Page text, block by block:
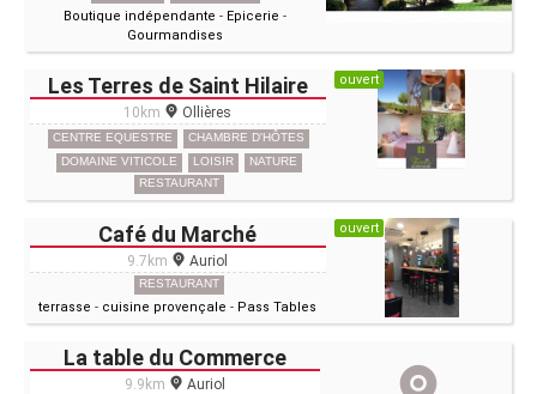
Boutique indépendante - Epicerie -
Gourmandises
Les Terres de Saint Hilaire
10km Ollières
CENTRE EQUESTRE
CHAMBRE D'HÔTES
DOMAINE VITICOLE
LOISIR
NATURE
RESTAURANT
ouvert
Café du Marché
9.7km Auriol
RESTAURANT
terrasse - cuisine provençale - Pass Tables
ouvert
La table du Commerce
9.9km Auriol